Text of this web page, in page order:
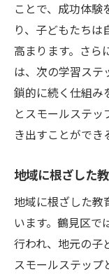
鶴見区
公文式
教育の
ことで、成功体験
り、子どもたち
高まります。さら
は、次の学習ステ
鎖的に続く仕組み
とスモールステ
き出すことができ
地域に根ざした
地域に根ざした教
います。鶴見区で
行われ、地元の子
スモールステップ